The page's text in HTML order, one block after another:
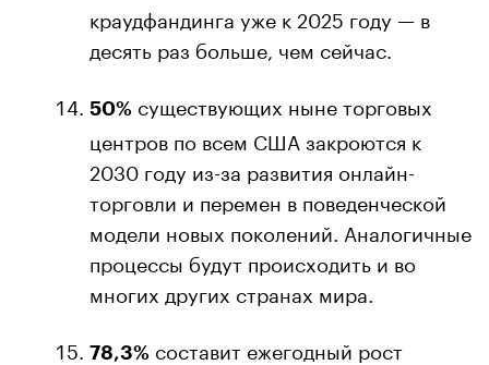
краудфандинга уже к 2025 году — в
десять раз больше, чем сейчас.
50% существующих ныне торговых
центров по всем США закроются к
2030 году из-за развития онлайн-
торговли и перемен в поведенческой
модели новых поколений. Аналогичные
процессы будут происходить и во
многих других странах мира.
78,3% составит ежегодный рост